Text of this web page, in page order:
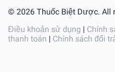
© 2026 Thuốc Biệt Dược. All
Điều khoản sử dụng | Chính
thanh toán | Chính sách đổi